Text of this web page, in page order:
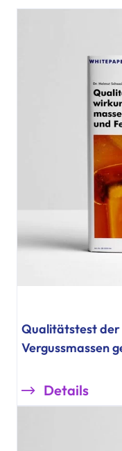
Qualitätstest der
Vergussmassen
Details